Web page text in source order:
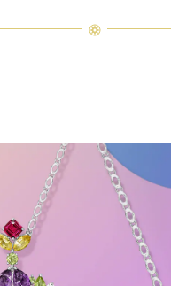
宝石坠链
丁香色构成的柔和背景